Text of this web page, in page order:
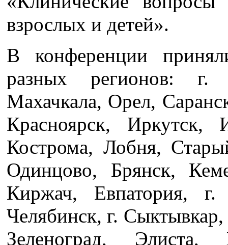
взрослых и детей».
В конференции
разных регионов: г.
Махачкала, Орел,
Красноярск, Иркутск,
Кострома, Лобня,
Одинцово, Брянск,
Киржач, Евпатория,
Челябинск, г.
Зеленоград, Элиста,